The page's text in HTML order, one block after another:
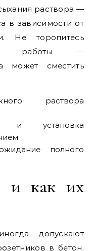
раствора —
в зависимости от
Не торопитесь
работы —
может сместить
раствора
и установка
полного
и как их
допускают
в бетон.